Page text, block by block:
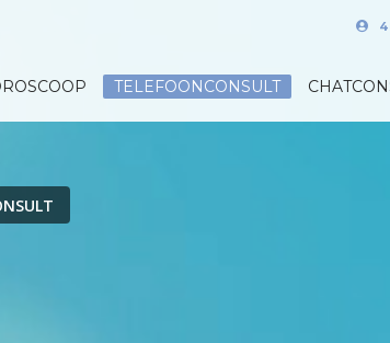
TELEFOONCONSULT